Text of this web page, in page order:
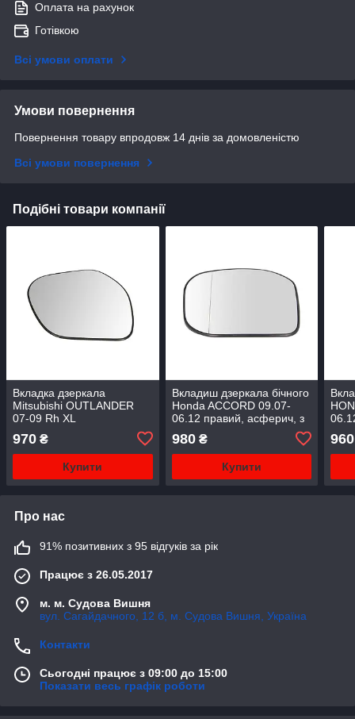
Оплата на рахунок
Готівкою
Всі умови оплати
Умови повернення
Повернення товару впродовж 14 днів за домовленістю
Всі умови повернення
Подібні товари компанії
Вкладка дзеркала
Mitsubishi OUTLANDER
07-09 Rh XL
970 ₴
Купити
Вкладиш дзеркала бічного
Honda ACCORD 09.07-
06.12 правий, асферич, з
980₴
Купити
960
Про нас
91% позитивних з 95 відгуків за рік
Працює з 26.05.2017
м. м. Судова Вишня
вул. Сагайдачного, 12 б, м. Судова Вишня, Україна
Контакти
Сьогодні працює з 09:00 до 15:00
Показати весь графік роботи